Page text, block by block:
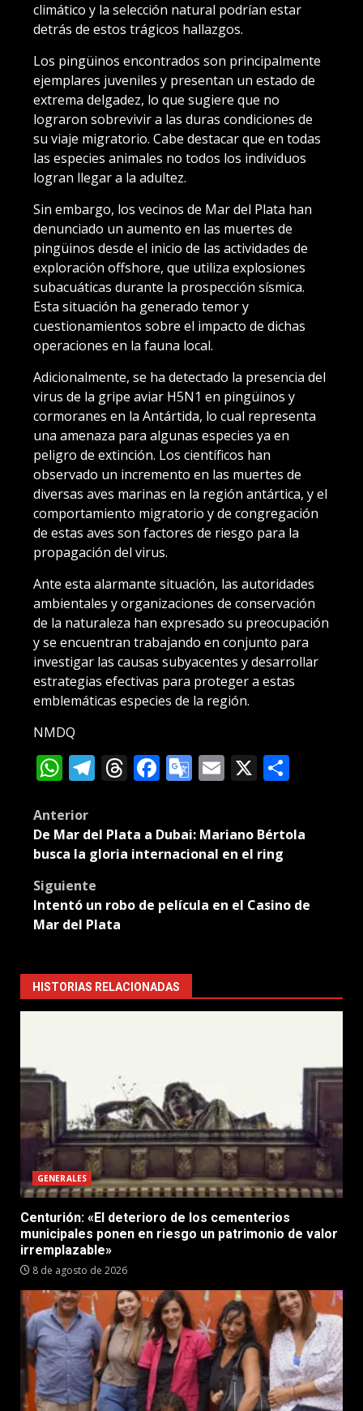
climático y la selección natural podrían estar
detrás de estos trágicos hallazgos.
Los pingüinos encontrados son principalmente
ejemplares juveniles y presentan un estado de
extrema delgadez, lo que sugiere que no
lograron sobrevivir a las duras condiciones de
su viaje migratorio. Cabe destacar que en todas
las especies animales no todos los individuos
logran llegar a la adultez.
Sin embargo, los vecinos de Mar del Plata han
denunciado un aumento en las muertes de
pingüinos desde el inicio de las actividades de
exploración offshore, que utiliza explosiones
subacuáticas durante la prospección sísmica.
Esta situación ha generado temor y
cuestionamientos sobre el impacto de dichas
operaciones en la fauna local.
Adicionalmente, se ha detectado la presencia del
virus de la gripe aviar H5N1 en pingüinos y
cormoranes en la Antártida, lo cual representa
una amenaza para algunas especies ya en
peligro de extinción. Los científicos han
observado un incremento en las muertes de
diversas aves marinas en la región antártica, y el
comportamiento migratorio y de congregación
de estas aves son factores de riesgo para la
propagación del virus.
Ante esta alarmante situación, las autoridades
ambientales y organizaciones de conservación
de la naturaleza han expresado su preocupación
y se encuentran trabajando en conjunto para
investigar las causas subyacentes y desarrollar
estrategias efectivas para proteger a estas
emblemáticas especies de la región.
NMDQ
WhatsApp
Telegram
Threads
Facebook
Google
Email
X
Post
navigation
Anterior
De Mar del Plata a Dubai: Mariano Bértola
busca la gloria internacional en el ring
Siguiente
Intentó un robo de película en el Casino de
Mar del Plata
HISTORIAS RELACIONADAS
GENERALES
Centurión: «El deterioro de los cementerios
municipales ponen en riesgo un patrimonio de valor
irremplazable»
8 de agosto de 2026